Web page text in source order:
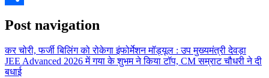
Post navigation
कर चोरी, फर्जी बिलिंग को रोकेगा इंफोर्मेशन मॉड्यूल : उप मुख्यमंत्री देवड़ा
JEE Advanced 2026 में गया के शुभम ने किया टॉप, CM सम्राट चौधरी ने दी
बधाई